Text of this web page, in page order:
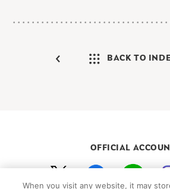
BACK TO
OFFICIAL
When you visit any website, it may